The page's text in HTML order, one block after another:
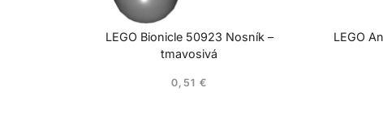
LEGO Bionicle 50923 Nosník –
tmavosivá
0,51€
LEGO